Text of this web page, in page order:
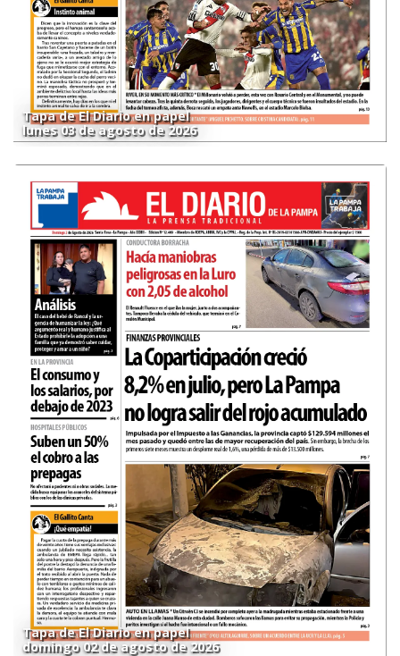
Tapa de El Diario en papel
lunes 03 de agosto de 2026
Tapa de El Diario en papel
domingo 02 de agosto de 2026